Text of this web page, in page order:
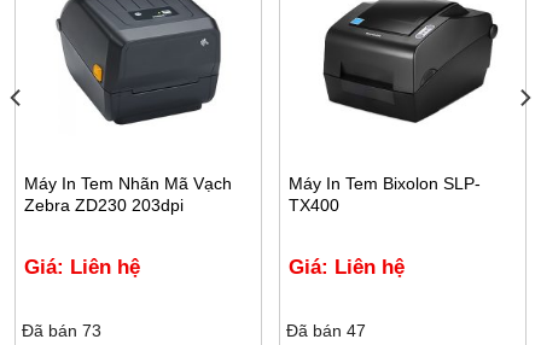
Máy In Tem Nhãn Mã Vạch
Zebra ZD230 203dpi
Giá: Liên hệ
Đã bán 73
Máy In Tem Bixolon SLP-
TX400
Giá: Liên hệ
Đã bán 47